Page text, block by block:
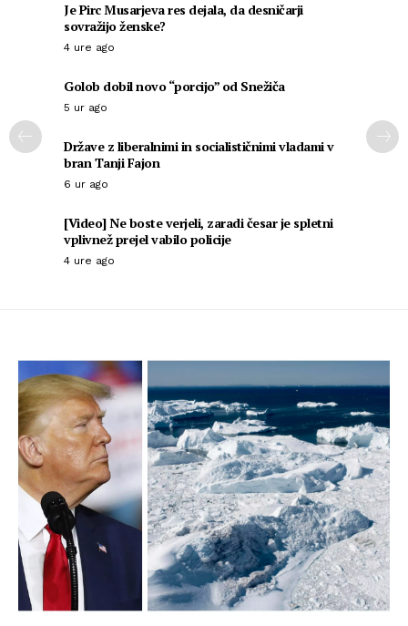
Je Pirc Musarjeva res dejala, da desničarji
sovražijo ženske?
4 ure ago
Golob dobil novo “porcijo” od Snežiča
5 ur ago
Države z liberalnimi in socialističnimi vladami v
bran Tanji Fajon
6 ur ago
[Video] Ne boste verjeli, zaradi česar je spletni
vplivnež prejel vabilo policije
4 ure ago